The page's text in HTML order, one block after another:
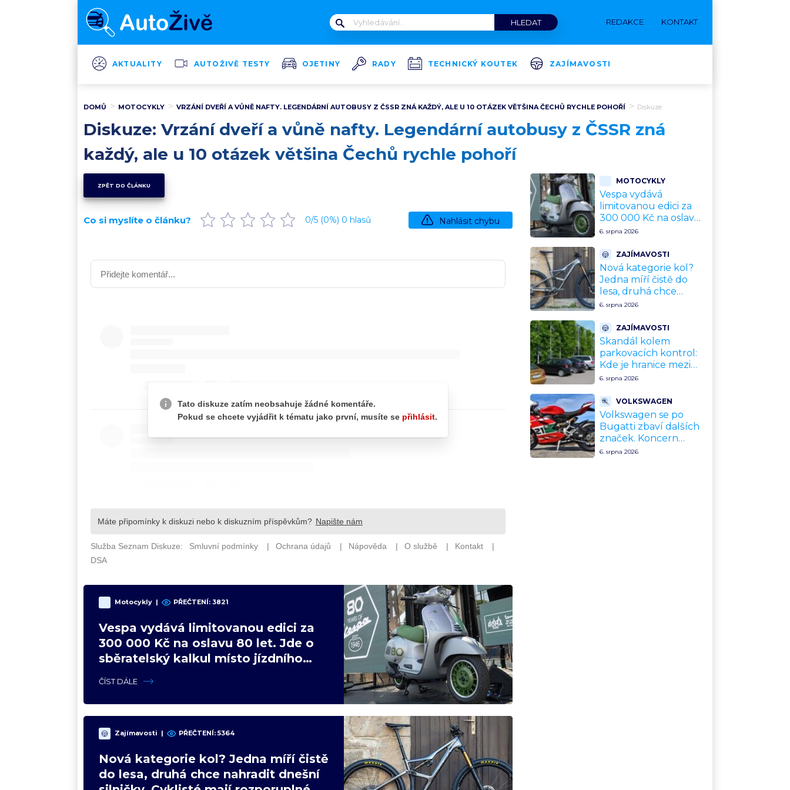
REDAKCE KONTAKT
AKTUALITY AUTOŽIVĚ TESTY OJETINY RADY TECHNICKÝ KOUTEK ZAJÍMAVOSTI
DOMŮ MOTOCYKLY VRZÁNÍ DVEŘÍ A VŮNĚ NAFTY. LEGENDÁRNÍ AUTOBUSY Z ČSSR ZNÁ KAŽDÝ, ALE U 10 OTÁZEK VĚTŠINA ČECHŮ RYCHLE POHOŘÍ Diskuze
Diskuze: Vrzání dveří a vůně nafty. Legendární autobusy z ČSSR zná
každý, ale u 10 otázek většina Čechů rychle pohoří
ZPĚT DO ČLÁNKU
Co si myslíte o článku? 0/5 (0%) 0 hlasů Nahlásit chybu
Motocykly | PŘEČTENÍ: 3821
Vespa vydává limitovanou edici za
300 000 Kč na oslavu 80 let. Jde o
sběratelský kalkul místo jízdního
upgradu
ČÍST DÁLE
Zajímavosti | PŘEČTENÍ: 5364
Nová kategorie kol? Jedna míří čistě
do lesa, druhá chce nahradit dnešní
MOTOCYKLY
Vespa vydává
limitovanou edici za
300 000 Kč na oslavu
80 let. Jde o
místo jízdního
upgradu
6. srpna 2026
ZAJÍMAVOSTI
Nová kategorie kol?
Jedna míří čistě do
lesa, druhá chce
nahradit dnešní
rozporuplné názory
6. srpna 2026
ZAJÍMAVOSTI
Skandál kolem
parkovacích kontrol:
Kde je hranice mezi
kávou a úplatkem?
výhoda, velký
problém
6. srpna 2026
VOLKSWAGEN
Volkswagen se po
Bugatti zbaví dalších
značek. Koncern
přiznal, že jeho dekády
6. srpna 2026